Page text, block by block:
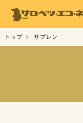
トップ サブレン